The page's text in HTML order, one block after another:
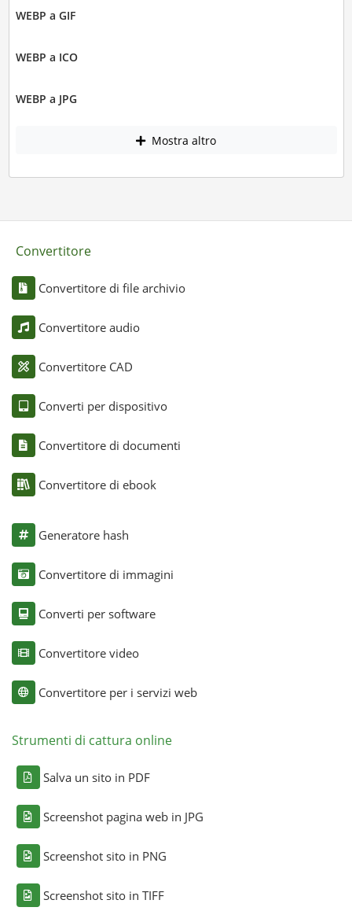
WEBP a GIF
WEBP a ICO
WEBP a JPG
Mostra altro
Convertitore
Convertitore di file archivio
Convertitore audio
Convertitore CAD
Converti per dispositivo
Convertitore di documenti
Convertitore di ebook
Generatore hash
Convertitore di immagini
Converti per software
Convertitore video
Convertitore per i servizi web
Strumenti di cattura online
Salva un sito in PDF
Screenshot pagina web in JPG
Screenshot sito in PNG
Screenshot sito in TIFF